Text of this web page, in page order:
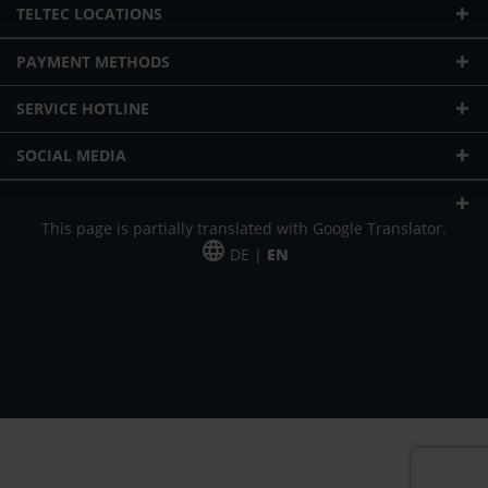
TELTEC LOCATIONS
PAYMENT METHODS
SERVICE HOTLINE
SOCIAL MEDIA
This page is partially translated with Google Translator.
DE | EN